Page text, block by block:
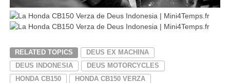
RELATED TOPICS
DEUS EX MACHINA
DEUS INDONESIA
DEUS MOTORCYCLES
HONDA CB150
HONDA CB150 VERZA